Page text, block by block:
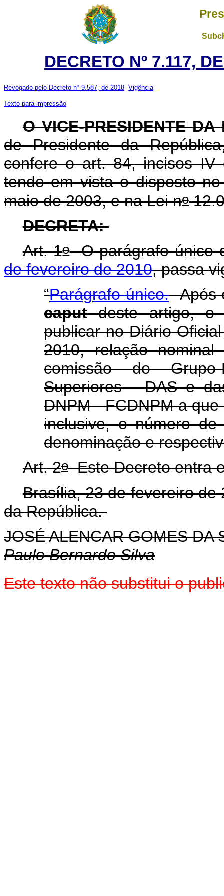
DECRETO Nº 7.117,
Revogado pelo Decreto nº 9.587, de 2018 Vigência
Texto para impressão
O VICE-PRESIDENTE DA
de Presidente da
confere o art. 84, incisos IV
tendo em vista o disposto
maio de 2003, e na Lei no
DECRETA:
Art. 1oO parágrafo único
de fevereiro de 2010, passa
“Parágrafo único.Após
caputdeste artigo, o
publicar no Diário
2010, relação
comissão do Grupo-
Superiores - DAS e
DNPM - FCDNPM a
inclusive, o número
denominação e
Art. 2oEste Decreto entra
Brasília, 23 de fevereiro de
da República.
JOSÉ ALENCAR GOMES DA
Paulo Bernardo Silva
Este texto não substitui o